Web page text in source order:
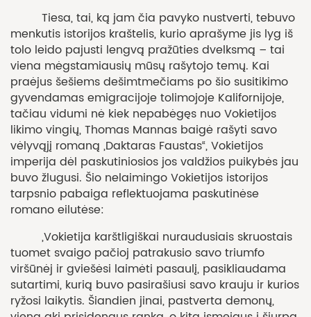
Tiesa, tai, ką jam čia pavyko nustverti, tebuvo
menkutis istorijos kraštelis, kurio aprašyme jis lyg iš
tolo leido pajusti lengvą pražūties dvelksmą – tai
viena mėgstamiausių mūsų rašytojo temų. Kai
praėjus šešiems dešimtmečiams po šio susitikimo
gyvendamas emigracijoje tolimojoje Kalifornijoje,
tačiau vidumi nė kiek nepabėgęs nuo Vokietijos
likimo vingių, Thomas Mannas baigė rašyti savo
vėlyvąjį romaną „Daktaras Faustas“, Vokietijos
imperija dėl paskutiniosios jos valdžios puikybės jau
buvo žlugusi. Šio nelaimingo Vokietijos istorijos
tarpsnio pabaiga reflektuojama paskutinėse
romano eilutėse:
„Vokietija karštligiškai nuraudusiais skruostais
tuomet svaigo pačioj patrakusio savo triumfo
viršūnėj ir gviešėsi laimėti pasaulį, pasikliaudama
sutartimi, kurią buvo pasirašiusi savo krauju ir kurios
ryžosi laikytis. Šiandien jinai, pastverta demonų,